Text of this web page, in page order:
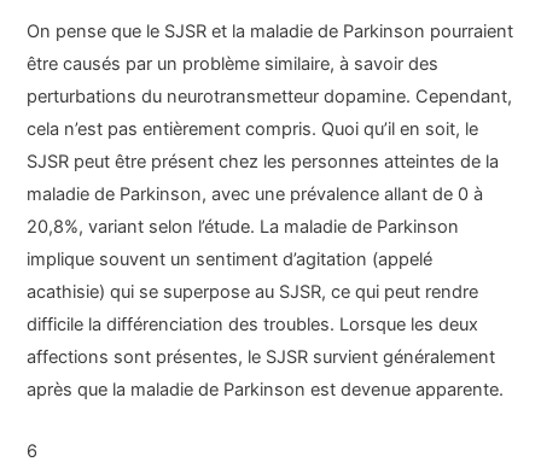
On pense que le SJSR et la maladie de Parkinson pourraient
être causés par un problème similaire, à savoir des
perturbations du neurotransmetteur dopamine. Cependant,
cela n’est pas entièrement compris. Quoi qu’il en soit, le
SJSR peut être présent chez les personnes atteintes de la
maladie de Parkinson, avec une prévalence allant de 0 à
20,8%, variant selon l’étude. La maladie de Parkinson
implique souvent un sentiment d’agitation (appelé
acathisie) qui se superpose au SJSR, ce qui peut rendre
difficile la différenciation des troubles. Lorsque les deux
affections sont présentes, le SJSR survient généralement
après que la maladie de Parkinson est devenue apparente.
6